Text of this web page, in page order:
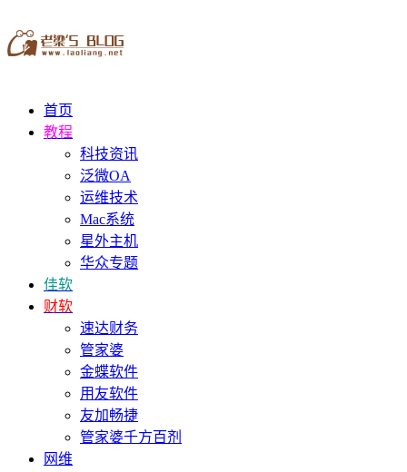
首页
教程
科技资讯
泛微OA
运维技术
Mac系统
星外主机
华众专题
佳软
财软
速达财务
管家婆
金蝶软件
用友软件
友加畅捷
管家婆千方百剂
网维